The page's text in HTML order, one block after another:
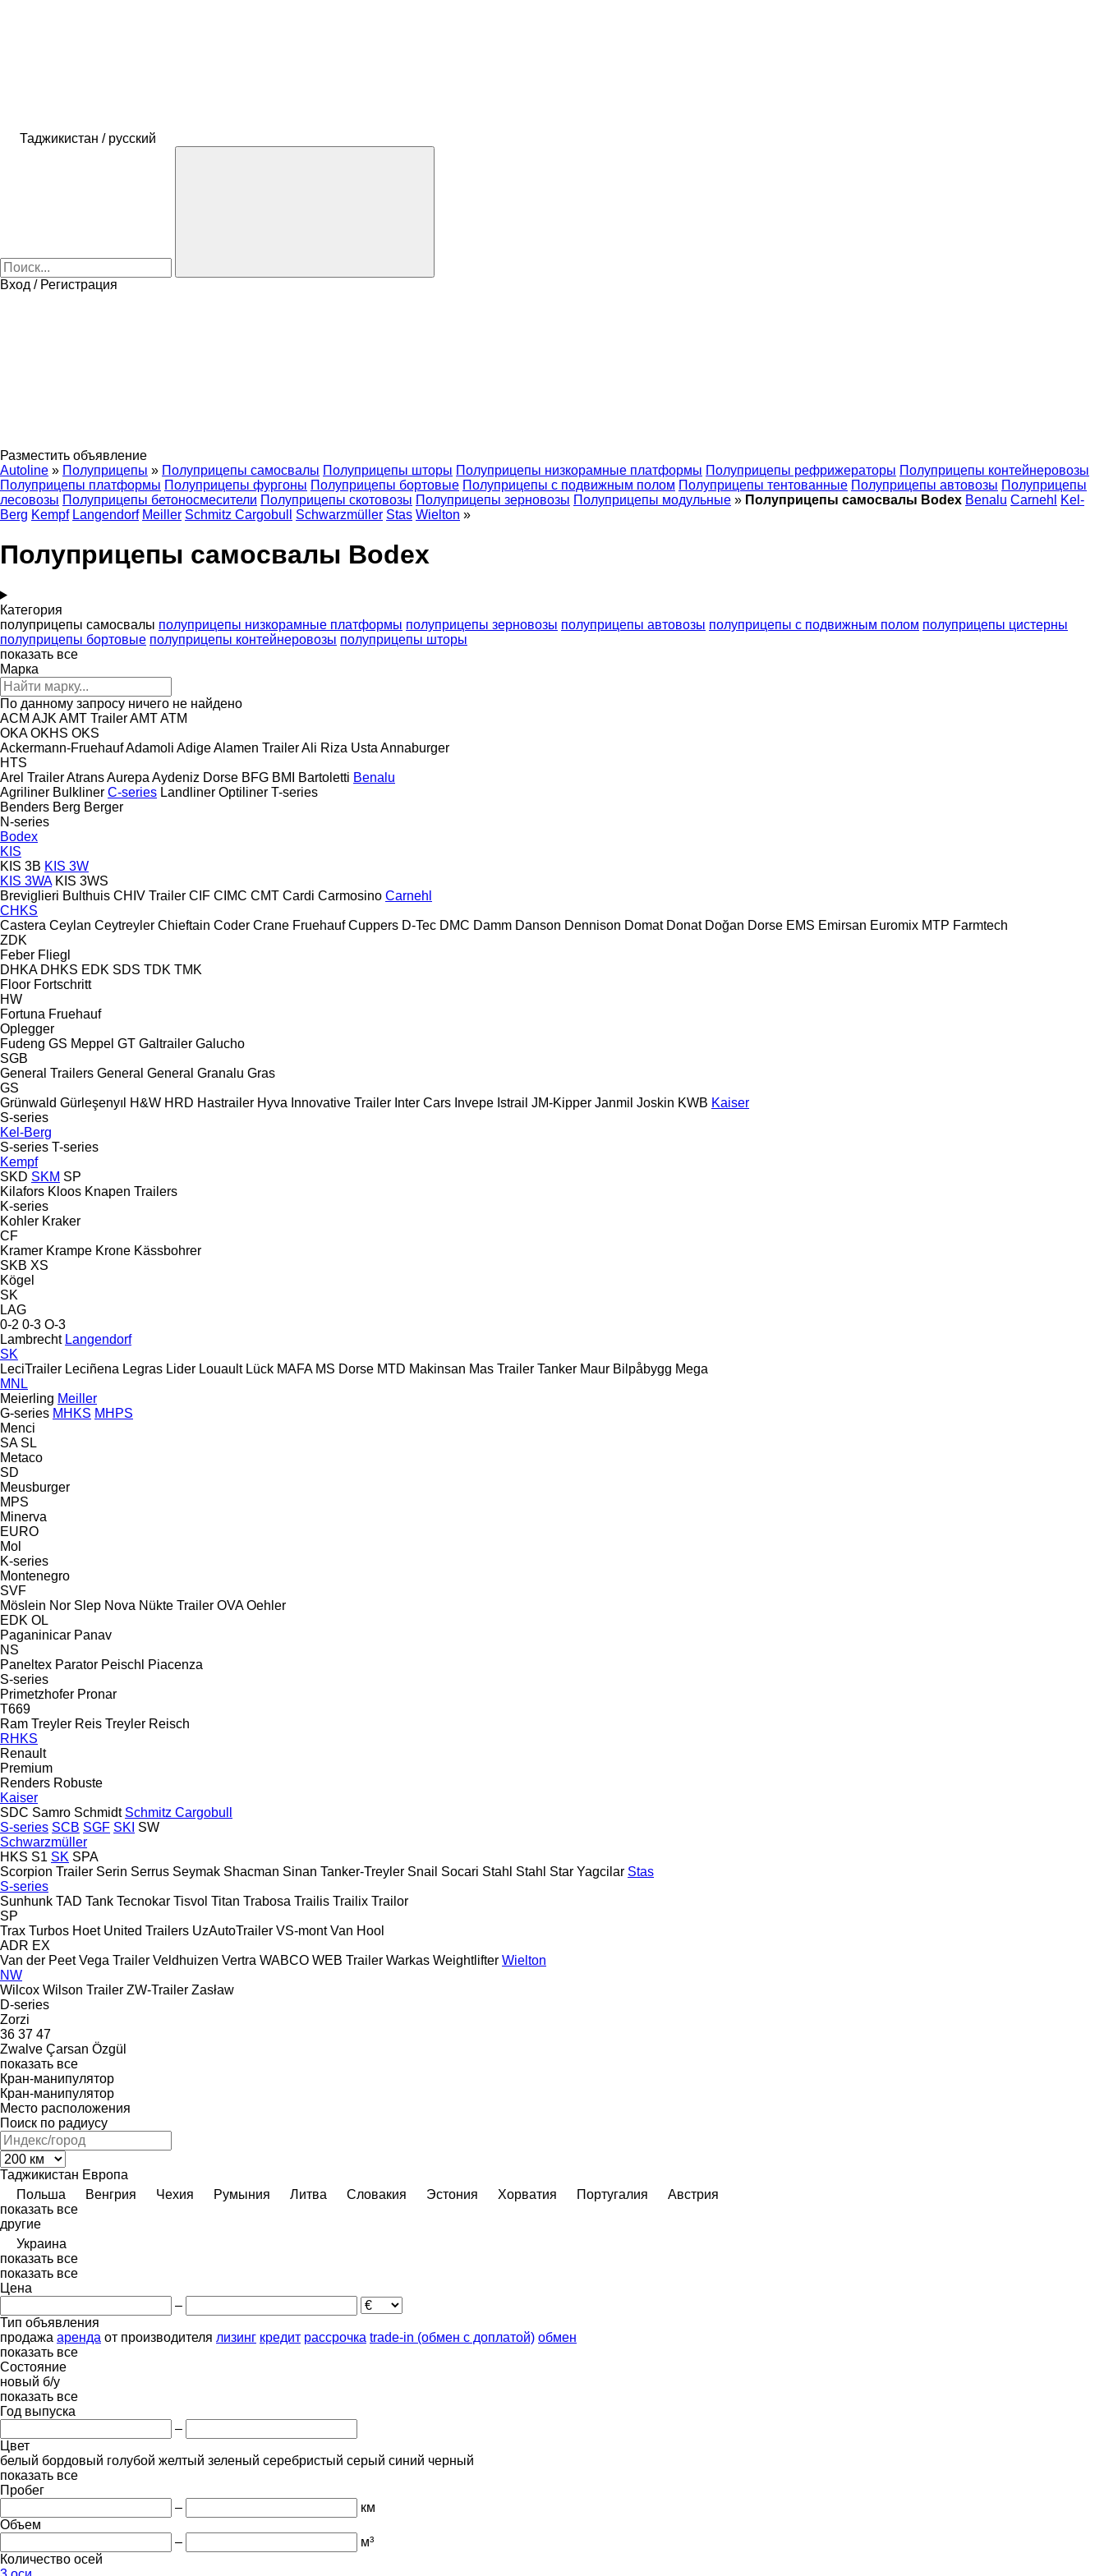
Таджикистан / русский
Вход / Регистрация
Разместить объявление
Autoline » Полуприцепы » Полуприцепы самосвалы Полуприцепы шторы Полуприцепы низкорамные платформы Полуприцепы рефрижераторы Полуприцепы контейнеровозы
Полуприцепы платформы Полуприцепы фургоны Полуприцепы бортовые Полуприцепы с подвижным полом Полуприцепы тентованные Полуприцепы автовозы Полуприцепы
лесовозы Полуприцепы бетоносмесители Полуприцепы скотовозы Полуприцепы зерновозы Полуприцепы модульные » Полуприцепы самосвалы Bodex Benalu Carnehl
Kel-
Berg Kempf Langendorf Meiller Schmitz Cargobull Schwarzmüller Stas Wielton »
Полуприцепы самосвалы Bodex
Категория
полуприцепы самосвалы полуприцепы низкорамные платформы полуприцепы зерновозы полуприцепы автовозы полуприцепы с подвижным полом полуприцепы цистерны
полуприцепы бортовые полуприцепы контейнеровозы полуприцепы шторы
показать все
Марка
По данному запросу ничего не найдено
ACM AJK AMT TrailerAMTATM
OKA OKHS OKS
Ackermann-FruehaufAdamoli AdigeAlamen TrailerAli Riza Usta Annaburger
HTS
Arel TrailerAtransAurepa Aydeniz Dorse BFG BMI Bartoletti Benalu
Agriliner Bulkliner C-series Landliner Optiliner T-series
Benders Berg Berger
N-series
Bodex
KIS
KIS 3B KIS 3W
KIS 3WA KIS 3WS
Breviglieri Bulthuis CHIV Trailer CIF CIMC CMT Cardi Carmosino Carnehl
CHKS
Castera Ceylan Ceytreyler Chieftain Coder Crane Fruehauf Cuppers D-Tec DMC Damm Danson Dennison Domat Donat Doğan Dorse EMS Emirsan Euromix MTP Farmtech
ZDK
Feber Fliegl
DHKA DHKS EDK SDS TDK TMK
Floor Fortschritt
HW
Fortuna Fruehauf
Oplegger
Fudeng GS Meppel GT Galtrailer Galucho
SGB
General Trailers General General Granalu Gras
GS
Grünwald Gürleşenyıl H&W HRD Hastrailer Hyva Innovative Trailer Inter Cars Invepe Istrail JM-Kipper Janmil Joskin KWB Kaiser
S-series
Kel-Berg
S-series T-series
Kempf
SKD SKM SP
Kilafors Kloos Knapen Trailers
K-series
Kohler Kraker
CF
Kramer Krampe Krone Kässbohrer
SKB XS
Kögel
SK
LAG
0-2 0-3 O-3
Lambrecht Langendorf
SK
LeciTrailer Leciñena Legras Lider Louault Lück MAFA MS Dorse MTD Makinsan Mas Trailer Tanker Maur Bilpåbygg Mega
MNL
Meierling Meiller
G-series MHKS MHPS
Menci
SA SL
Metaco
SD
Meusburger
MPS
Minerva
EURO
Mol
K-series
Montenegro
SVF
Möslein Nor Slep Nova Nükte Trailer OVA Oehler
EDK OL
Paganinicar Panav
NS
Paneltex Parator Peischl
Piacenza
S-series
Primetzhofer Pronar
T669
Ram Treyler Reis Treyler Reisch
RHKS
Renault
Premium
Renders Robuste
Kaiser
SDC Samro Schmidt Schmitz Cargobull
S-series SCB SGF SKI SW
Schwarzmüller
HKS S1 SK SPA
Scorpion Trailer Serin Serrus Seymak Shacman Sinan Tanker-Treyler Snail Socari Stahl Stahl Star Yagcilar Stas
S-series
Sunhunk TAD Tank Tecnokar Tisvol Titan Trabosa Trailis Trailix Trailor
SP
Trax Turbos Hoet United Trailers UzAutoTrailer VS-mont Van Hool
ADR EX
Van der Peet Vega Trailer Veldhuizen Vertra WABCO WEB Trailer Warkas Weightlifter Wielton
NW
Wilcox Wilson Trailer ZW-Trailer Zasław
D-series
Zorzi
36 37 47
Zwalve Çarsan Özgül
показать все
Кран-манипулятор
Кран-манипулятор
Место расположения
Поиск по радиусу
Таджикистан Европа
Польша
Венгрия Чехия Румыния Литва Словакия Эстония Хорватия Португалия
Австрия
показать все
другие
Украина
показать все
показать все
Цена
–
Тип объявления
продажа аренда от производителя лизинг кредит рассрочка trade-in (обмен с доплатой) обмен
показать все
Состояние
новый б/у
показать все
Год выпуска
–
Цвет
белый бордовый голубой желтый зеленый серебристый серый синий черный
показать все
Пробег
–
км
Объем
–
м³
Количество осей